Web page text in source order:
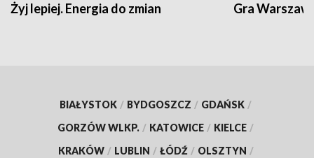
Żyj lepiej. Energia do zmian Gra
BIAŁYSTOK / BYDGOSZCZ / GDAŃSK /
GORZÓW WLKP. / KATOWICE / KIELCE /
KRAKÓW / LUBLIN / ŁÓDŹ / OLSZTYN /